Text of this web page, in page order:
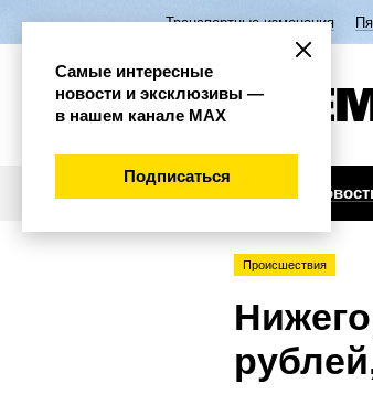
Транспортные изменения
Происшествия
Самые интересные
новости и эксклюзивы —
в нашем канале МАХ
Подписаться